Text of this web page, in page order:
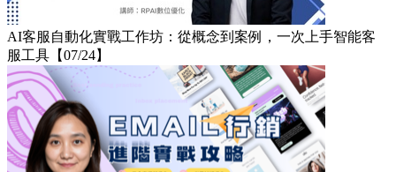
AI客服自動化實戰工作坊：從概念到案例，一次上手智能客
服工具【07/24】